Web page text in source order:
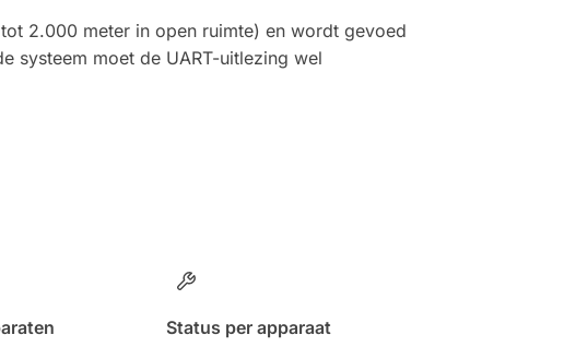
2.000 meter in open ruimte) en wordt gevoed
systeem moet de UART-uitlezing wel
Status per apparaat